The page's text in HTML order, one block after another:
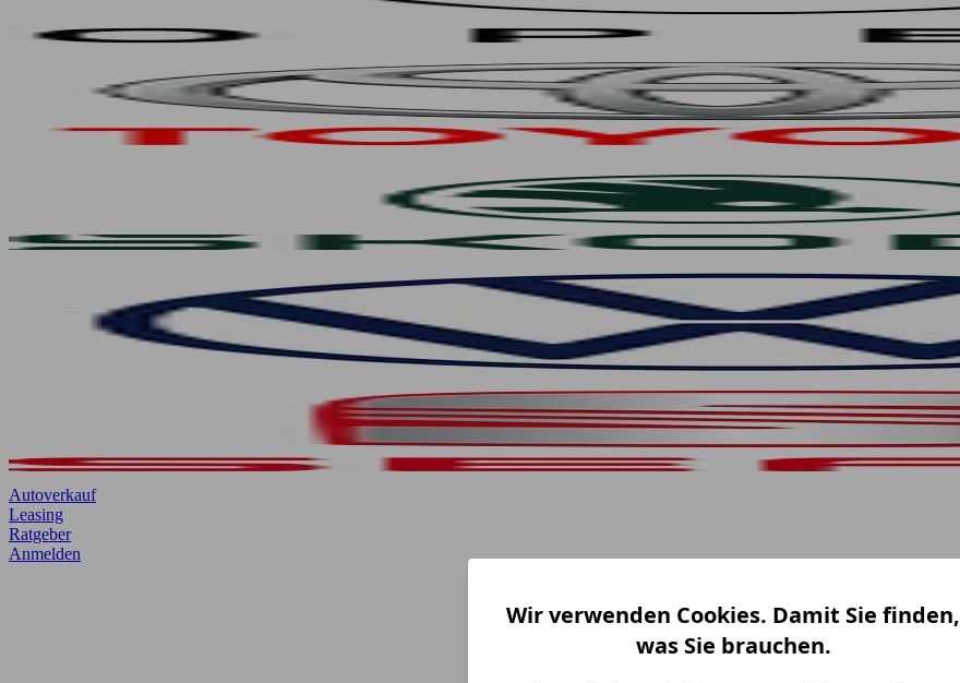
Autoverkauf
Leasing
Ratgeber
Anmelden
Wir verwenden Cookies. Damit Sie finden,
was Sie brauchen.